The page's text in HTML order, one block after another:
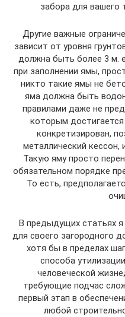
забора для вашего
Другие важные
зависит от уровня
должна быть более 3 м.
при заполнении ямы,
никто такие ямы не
яма должна быть
правилами даже не
которым
конкретизирован,
металлический кессон,
Такую яму просто
обязательном порядке
То есть,
В предыдущих статьях
для своего загородного
хотя бы в пределах
способа
человеческой
требующие подчас
первый этап в
любой